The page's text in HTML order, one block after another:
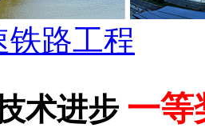
铁路工程
术进步 一等